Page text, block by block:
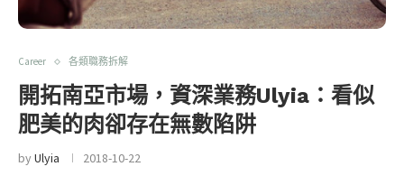
Career 各類職務拆解
開拓南亞市場，資深業務Ulyia：看似
肥美的肉卻存在無數陷阱
byUlyia 2018-10-22